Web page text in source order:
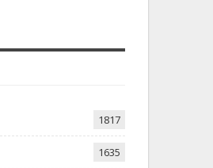
1817
1635